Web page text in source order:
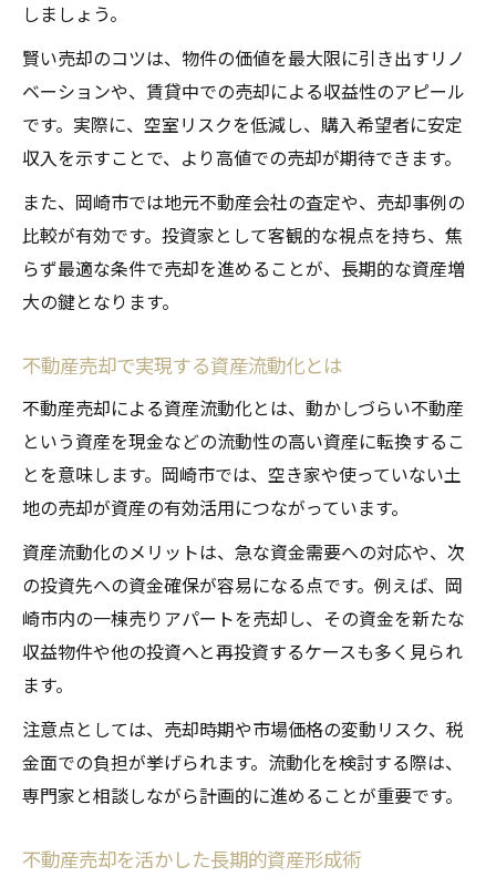
しましょう。
賢い売却のコツは、物件の価値を最大限に引き出すリノ
ベーションや、賃貸中での売却による収益性のアピール
です。実際に、空室リスクを低減し、購入希望者に安定
収入を示すことで、より高値での売却が期待できます。
また、岡崎市では地元不動産会社の査定や、売却事例の
比較が有効です。投資家として客観的な視点を持ち、焦
らず最適な条件で売却を進めることが、長期的な資産増
大の鍵となります。
不動産売却で実現する資産流動化とは
不動産売却による資産流動化とは、動かしづらい不動産
という資産を現金などの流動性の高い資産に転換するこ
とを意味します。岡崎市では、空き家や使っていない土
地の売却が資産の有効活用につながっています。
資産流動化のメリットは、急な資金需要への対応や、次
の投資先への資金確保が容易になる点です。例えば、岡
崎市内の一棟売りアパートを売却し、その資金を新たな
収益物件や他の投資へと再投資するケースも多く見られ
ます。
注意点としては、売却時期や市場価格の変動リスク、税
金面での負担が挙げられます。流動化を検討する際は、
専門家と相談しながら計画的に進めることが重要です。
不動産売却を活かした長期的資産形成術